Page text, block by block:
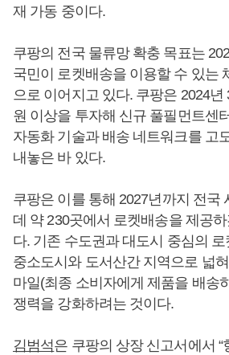
재 가동 중이다.
쿠팡의 전국 물류망 확충 목표는
국민이 로켓배송을 이용할 수 있는
으로 이어지고 있다. 쿠팡은 2024년
원 이상을 투자해 신규 풀필먼트센
자동화 기술과 배송 네트워크를 고
내놓은 바 있다.
쿠팡은 이를 통해 2027년까지 전국
데 약 230곳에서 로켓배송을 제공
다. 기존 수도권과 대도시 중심의
중소도시와 도서산간 지역으로 넓
마일(최종 소비자에게 제품을 배송
쟁력을 강화하려는 것이다.
김범석은 쿠팡의 상장 신고서에서 “